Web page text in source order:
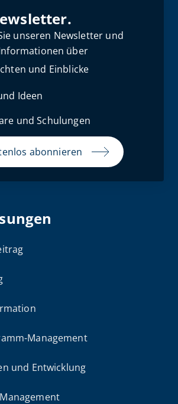
unseren Newsletter und
über
und Einblicke
Ideen
und Schulungen
abonnieren
Management
und Entwicklung